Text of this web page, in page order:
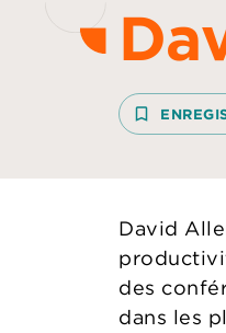
bookmark_border
David
des
dans les